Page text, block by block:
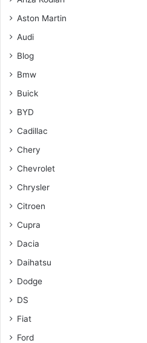
Aston Martin
Audi
Blog
Bmw
Buick
BYD
Cadillac
Chery
Chevrolet
Chrysler
Citroen
Cupra
Dacia
Daihatsu
Dodge
DS
Fiat
Ford